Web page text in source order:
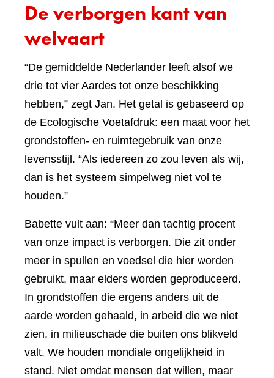
De verborgen kant van
welvaart
“De gemiddelde Nederlander leeft alsof we
drie tot vier Aardes tot onze beschikking
hebben,” zegt Jan. Het getal is gebaseerd op
de Ecologische Voetafdruk: een maat voor het
grondstoffen- en ruimtegebruik van onze
levensstijl. “Als iedereen zo zou leven als wij,
dan is het systeem simpelweg niet vol te
houden.”
Babette vult aan: “Meer dan tachtig procent
van onze impact is verborgen. Die zit onder
meer in spullen en voedsel die hier worden
gebruikt, maar elders worden geproduceerd.
In grondstoffen die ergens anders uit de
aarde worden gehaald, in arbeid die we niet
zien, in milieuschade die buiten ons blikveld
valt. We houden mondiale ongelijkheid in
stand. Niet omdat mensen dat willen, maar